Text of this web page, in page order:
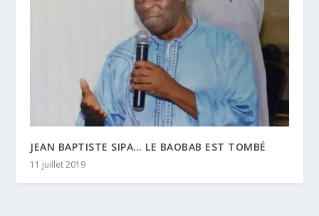
JEAN BAPTISTE SIPA… LE BAOBAB EST TOMBÉ
11 juillet 2019